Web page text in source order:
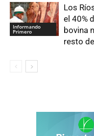
Informando
Primero
Los
el 40%
bovina
resto